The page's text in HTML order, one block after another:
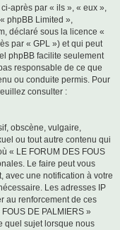
après par « ils », « eux »,
phpBB Limited »,
déclaré sous la licence «
par « GPL ») et qui peut
phpBB facilite seulement
responsable de ce que
ou conduite permis. Pour
consulter :
obscène, vulgaire,
ou tout autre contenu qui
« LE FORUM DES FOUS
Le faire peut vous
avec une notification à votre
Les adresses IP
au renforcement de ces
DE PALMIERS »
quel sujet lorsque nous